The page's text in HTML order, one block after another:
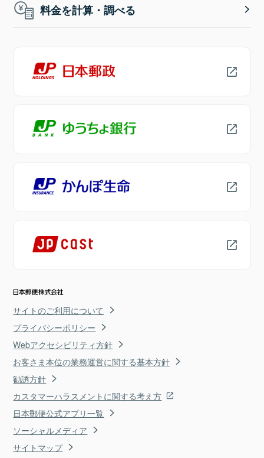
料金を計算・調べる
サイトのご利用について
プライバシーポリシー
Webアクセシビリティ方針
お客さま本位の業務運営に関する基本方針
勧誘方針
カスタマーハラスメントに関する考え方
日本郵便公式アプリ一覧
ソーシャルメディア
サイトマップ